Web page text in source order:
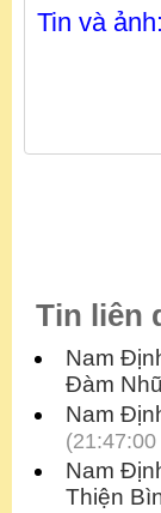
Tin và
Tin liên
Nam
Đàm
Nam
Nam
Thiện